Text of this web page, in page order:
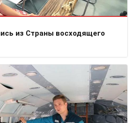
из Страны восходящего